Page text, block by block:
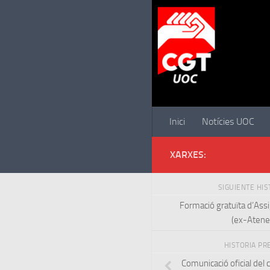
Inici Notícies UOC
XARXES:
SIGUIENTE
Formació gratuïta
(ex-
HISTORIA
Comunicació oficial del